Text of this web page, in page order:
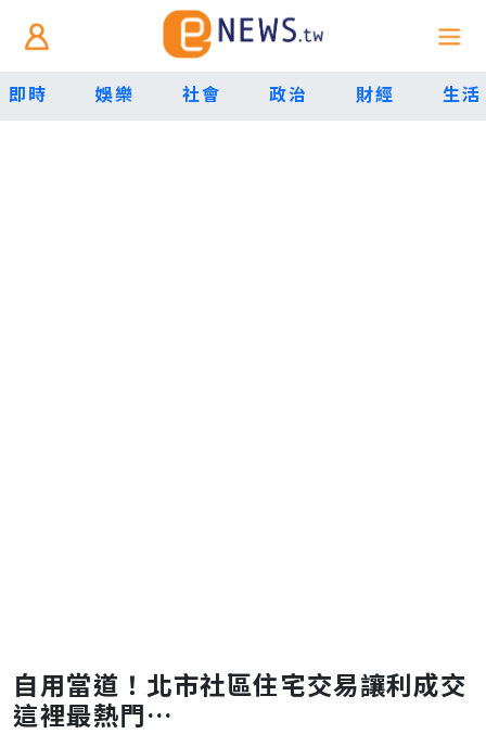
即時 娛樂 社會 政治 財經 生活
自用當道！北市社區住宅交易讓利成交
這裡最熱門…